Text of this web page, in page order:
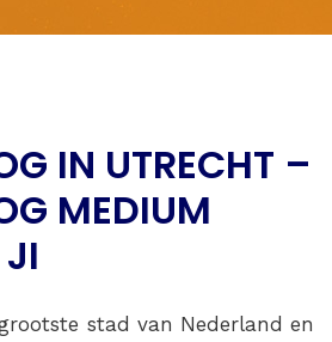
IN UTRECHT –
MEDIUM
stad van Nederland en